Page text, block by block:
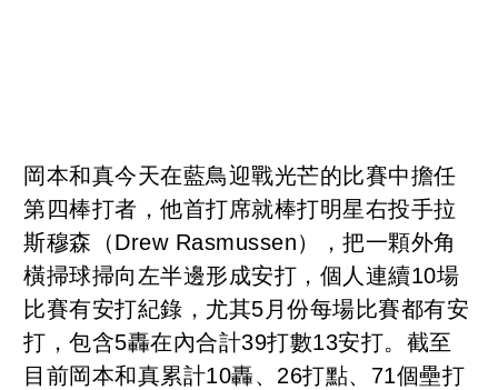
岡本和真今天在藍鳥迎戰光芒的比賽中擔任
第四棒打者，他首打席就棒打明星右投手拉
斯穆森（Drew Rasmussen），把一顆外角
橫掃球掃向左半邊形成安打，個人連續10場
比賽有安打紀錄，尤其5月份每場比賽都有安
打，包含5轟在內合計39打數13安打。截至
目前岡本和真累計10轟、26打點、71個壘打